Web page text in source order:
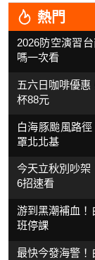
熱門
2026防空演習
嗎一次看
五六日咖啡優
杯88元
白海豚颱風路
罩北北基
今天立秋別吵
6招速看
游到黑潮補血
班停課
最快今發海警